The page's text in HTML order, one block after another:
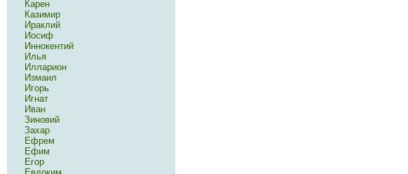
Карен
Казимир
Ираклий
Иосиф
Иннокентий
Илья
Илларион
Измаил
Игорь
Игнат
Иван
Зиновий
Захар
Ефрем
Ефим
Егор